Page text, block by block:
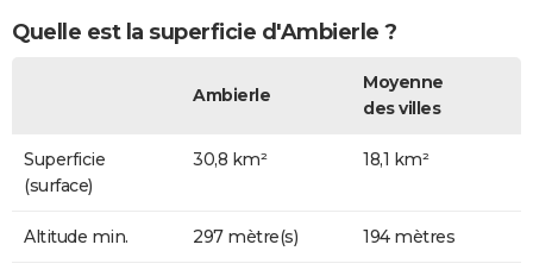
Quelle est la superficie d'Ambierle ?
Ambierle
Moyenne
des villes
Superficie
(surface)
30,8 km² 18,1 km²
Altitude min. 297 mètre(s) 194 mètres